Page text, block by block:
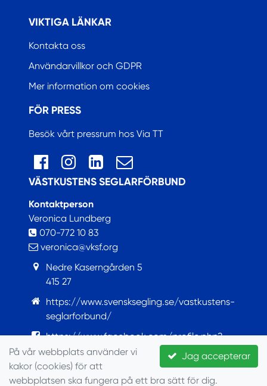
VIKTIGA LÄNKAR
Kontakta oss
Användarvillkor och GDPR
Mer information om cookies
FÖR PRESS
Besök vårt pressrum hos Via TT
VÄSTKUSTENS SEGLARFÖRBUND
Kontaktperson
Veronica Lundberg
070-772 10 83
veronica@vksf.org
Nedre Kaserngården 5
415 27
https://www.svensksegling.se/vastkustens-
seglarforbund/
https://www.facebook.com/profile.php?
id=100063759421922
© Seglarförbundet, 2022
Jag accepterar
På vår webbplats använder vi
kakor (cookies) för att
webbplatsen ska fungera på ett bra sätt för dig.